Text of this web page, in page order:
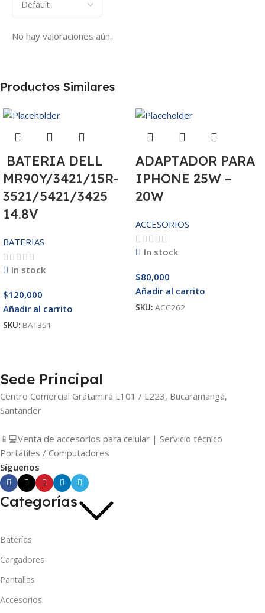
No hay valoraciones aún.
Productos Similares
BATERIA DELL
MR90Y/3421/15R-
3521/5421/3425
14.8V
BATERIAS
In stock
$120,000
Añadir al carrito
SKU: BAT351
ADAPTADOR PARA
IPHONE 25W –
20W
ACCESORIOS
In stock
$80,000
Añadir al carrito
SKU: ACC262
Sede Principal
Centro Comercial Gratamira L101 / L223, Bucaramanga,
Santander
📱💻Venta de accesorios para celular | Servicio técnico
Portátiles / Computadores
Síguenos
Categorías
Baterías
Cargadores
Pantallas
Accesorios